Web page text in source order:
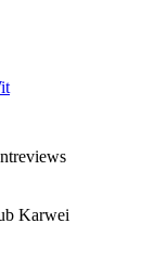
Karwei